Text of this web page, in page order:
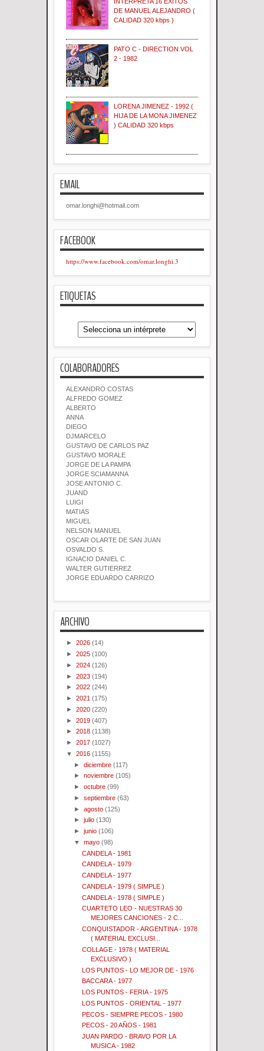
DE MANUEL ALEJANDRO (
CALIDAD 320 kbps )
PATO C - DIRECTION VOL
2 - 1982
LORENA JIMENEZ - 1992 (
HIJA DE LA MONA JIMENEZ
) CALIDAD 320 kbps
EMAIL
omar.longhi@hotmail.com
FACEBOOK
https://www.facebook.com/omar.longhi.3
ETIQUETAS
COLABORADORES
ALEXANDRO COSTAS
ALFREDO GOMEZ
ALBERTO
ANNA
DIEGO
DJMARCELO
GUSTAVO DE CARLOS PAZ
GUSTAVO MORALE
JORGE DE LA PAMPA
JORGE SCIAMANNA
JOSE ANTONIO C.
JUAND
LUIGI
MATIAS
MIGUEL
NELSON MANUEL
OSCAR OLARTE DE SAN JUAN
OSVALDO S.
IGNACIO DANIEL C.
WALTER GUTIERREZ
JORGE EDUARDO CARRIZO
ARCHIVO
► 2026 (14)
► 2025 (100)
► 2024 (126)
► 2023 (194)
► 2022 (244)
► 2021 (175)
► 2020 (220)
► 2019 (407)
► 2018 (1138)
► 2017 (1027)
▼ 2016 (1155)
►diciembre (117)
►noviembre (105)
►octubre (99)
►septiembre (63)
►agosto (125)
►julio (130)
►junio (106)
▼mayo (98)
CANDELA - 1981
CANDELA - 1979
CANDELA - 1977
CANDELA - 1979 ( SIMPLE )
CANDELA - 1978 ( SIMPLE )
CUARTETO LEO - NUESTRAS 30
MEJORES CANCIONES - 2 C...
CONQUISTADOR - ARGENTINA - 1978
( MATERIAL EXCLUSI...
COLLAGE - 1978 ( MATERIAL
EXCLUSIVO )
LOS PUNTOS - LO MEJOR DE - 1976
BACCARA - 1977
LOS PUNTOS - FERIA - 1975
LOS PUNTOS - ORIENTAL - 1977
PECOS - SIEMPRE PECOS - 1980
PECOS - 20 AÑOS - 1981
JUAN PARDO - BRAVO POR LA
MUSICA - 1982